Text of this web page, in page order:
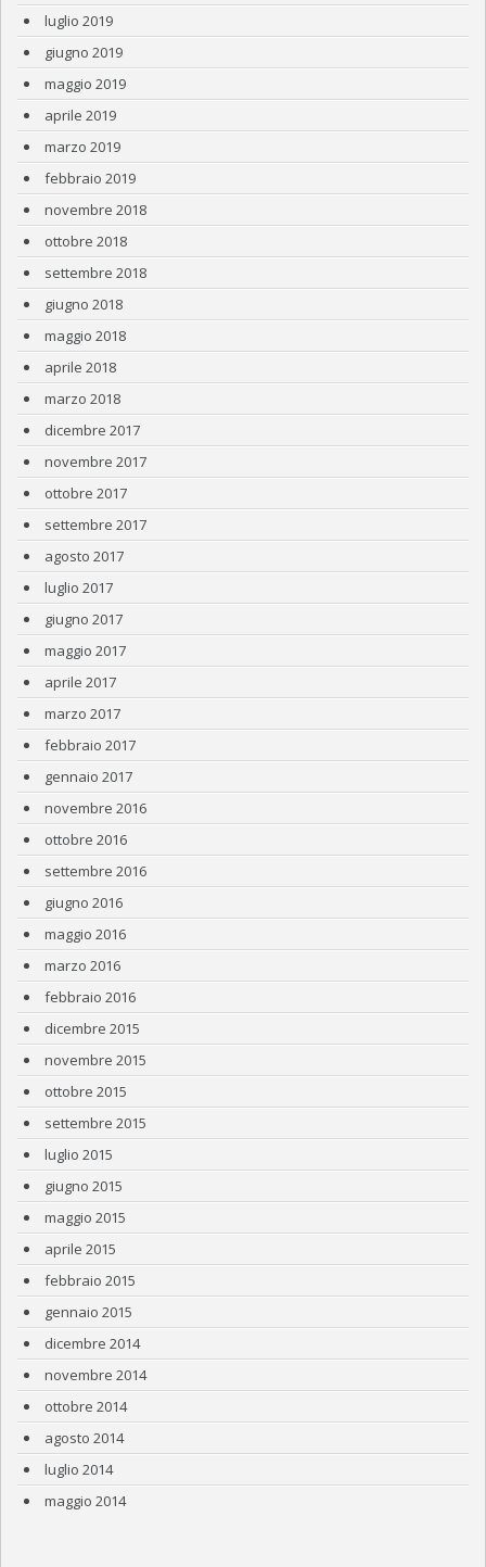
luglio 2019
giugno 2019
maggio 2019
aprile 2019
marzo 2019
febbraio 2019
novembre 2018
ottobre 2018
settembre 2018
giugno 2018
maggio 2018
aprile 2018
marzo 2018
dicembre 2017
novembre 2017
ottobre 2017
settembre 2017
agosto 2017
luglio 2017
giugno 2017
maggio 2017
aprile 2017
marzo 2017
febbraio 2017
gennaio 2017
novembre 2016
ottobre 2016
settembre 2016
giugno 2016
maggio 2016
marzo 2016
febbraio 2016
dicembre 2015
novembre 2015
ottobre 2015
settembre 2015
luglio 2015
giugno 2015
maggio 2015
aprile 2015
febbraio 2015
gennaio 2015
dicembre 2014
novembre 2014
ottobre 2014
agosto 2014
luglio 2014
maggio 2014